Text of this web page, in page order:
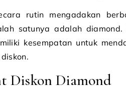
rutin mengadakan
satunya adalah
kesempatan untuk
Diskon Diamond